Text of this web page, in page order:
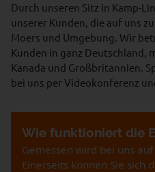
Durch unseren Sitz in Kamp-
unserer Kunden, die auf uns
Moers und Umgebung. Wir
Kunden in ganz Deutschland,
Kanada und Großbritannien.
bei uns per Videokonferenz
Wie funktioniert die
Gemessen wird bei uns
Einerseits können Sie sich